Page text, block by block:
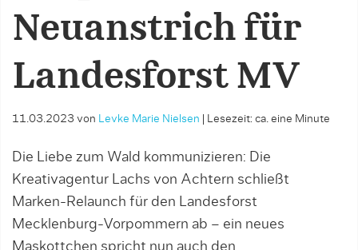
Neuanstrich für
Landesforst MV
11.03.2023 von Levke Marie Nielsen Lesezeit: ca. eine Minute
Die Liebe zum Wald kommunizieren: Die
Kreativagentur Lachs von Achtern schließt
Marken-Relaunch für den Landesforst
Mecklenburg-Vorpommern ab – ein neues
Maskottchen spricht nun auch den